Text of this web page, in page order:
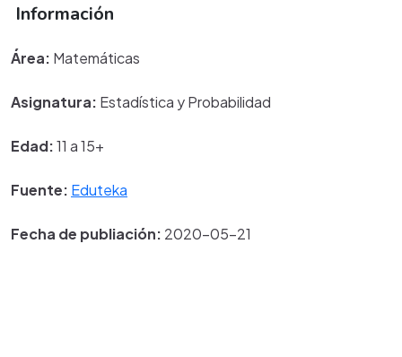
Información
Área: Matemáticas
Asignatura: Estadística y Probabilidad
Edad:11 a 15+
Fuente: Eduteka
Fecha de publiación: 2020-05-21